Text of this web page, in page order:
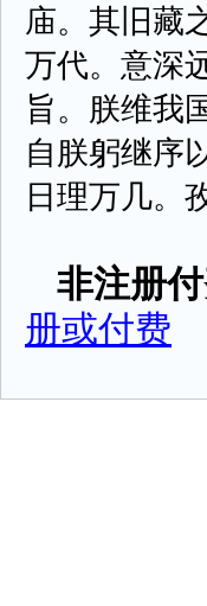
庙。其旧藏
万代。意深
旨。朕维我
自朕躬继序
日理万几。
非注册付
册或付费